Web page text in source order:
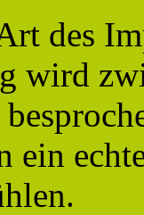
des
wird
ein